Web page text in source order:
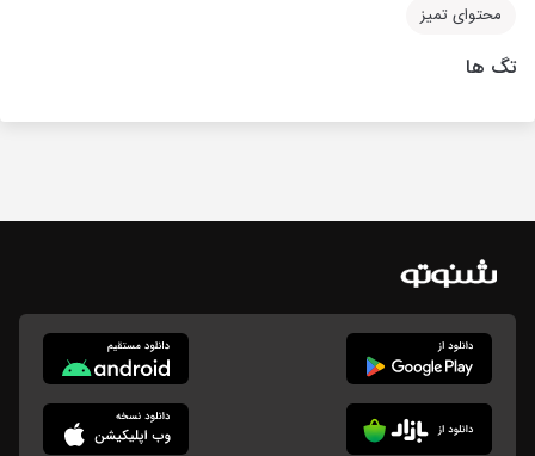
محتوای تمیز
تگ ها